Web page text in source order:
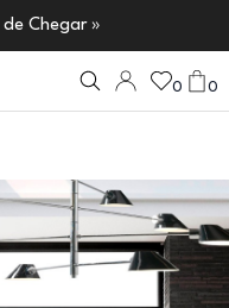
Chegar »
0 0